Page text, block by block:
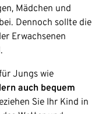
Mädchen und
Dennoch sollte die
Erwachsenen
Jungs wie
auch bequem
Sie Ihr Kind in